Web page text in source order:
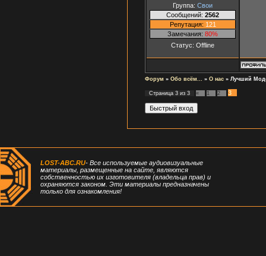
Группа: Свои
Сообщений: 2562
Репутация: 121
Замечания: 80%
Статус: Offline
Форум » Обо всём... » О нас » Лучший
Страница 3 из 3 « 1 2 3
LOST-ABC.RU- Все используемые аудиовизуальные
материалы, размещенные на сайте, являются
собственностью их изготовителя (владельца прав) и
охраняются законом. Эти материалы предназначены
только для ознакомления!